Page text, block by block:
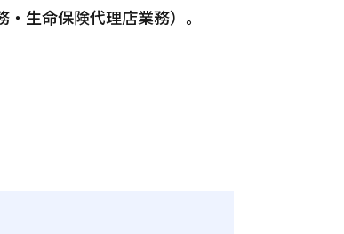
生命保険代理店業務）。